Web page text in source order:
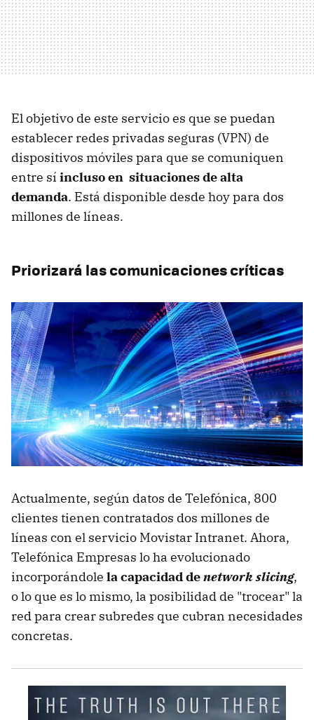
El objetivo de este servicio es que se puedan
establecer redes privadas seguras (VPN) de
dispositivos móviles para que se comuniquen
entre sí incluso en situaciones de alta
demanda. Está disponible desde hoy para dos
millones de líneas.
Priorizará las comunicaciones críticas
Actualmente, según datos de Telefónica, 800
clientes tienen contratados dos millones de
líneas con el servicio Movistar Intranet. Ahora,
Telefónica Empresas lo ha evolucionado
incorporándole la capacidad denetwork slicing,
o lo que es lo mismo, la posibilidad de "trocear" la
red para crear subredes que cubran necesidades
concretas.